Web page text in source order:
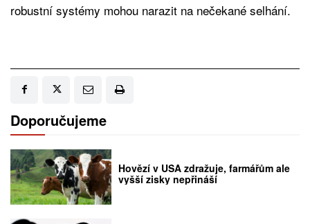
robustní systémy mohou narazit na nečekané selhání.
Doporučujeme
Hovězí v USA zdražuje, farmářům ale
vyšší zisky nepřináší